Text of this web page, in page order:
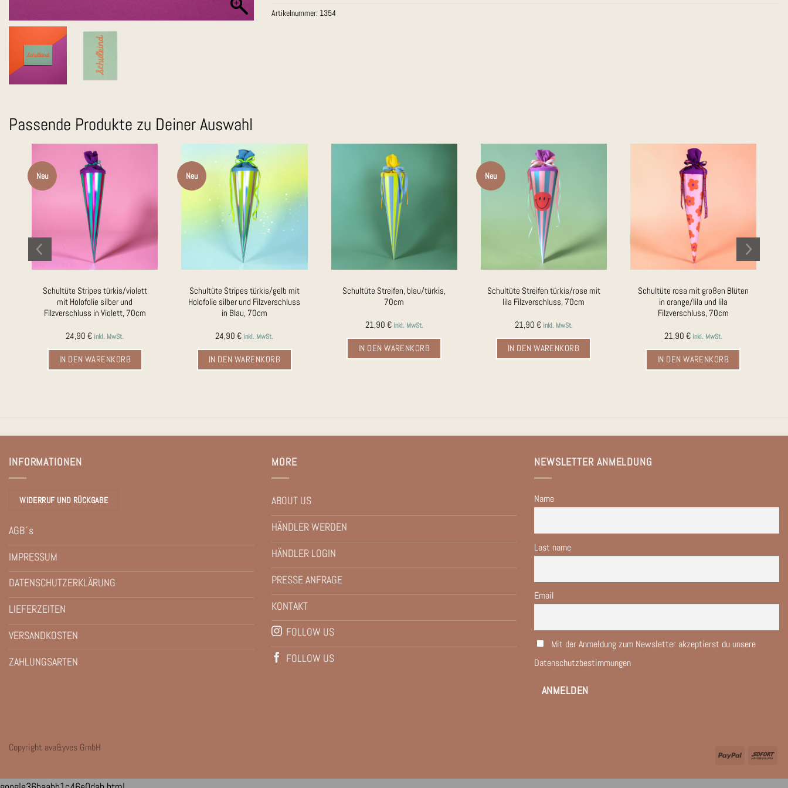
Artikelnummer: 1354
Passende Produkte zu Deiner Auswahl
Neu
Schultüte Stripes türkis/violett
mit Holofolie silber und
Filzverschluss in Violett, 70cm
24,90€ inkl. MwSt.
IN DEN WARENKORB
Neu
Schultüte Stripes türkis/gelb mit
Holofolie silber und Filzverschluss
in Blau, 70cm
24,90€ inkl. MwSt.
IN DEN WARENKORB
Schultüte Streifen, blau/türkis,
70cm
21,90 € inkl. MwSt.
IN DEN WARENKORB
Neu
Schultüte Streifen türkis/rose mit
lila Filzverschluss, 70cm
21,90 € inkl. MwSt.
IN DEN WARENKORB
Schultüte rosa mit großen Blüten
in orange/lila und lila
Filzverschluss, 70cm
21,90 € inkl. MwSt.
IN DEN WARENKORB
INFORMATIONEN
WIDERRUF UND RÜCKGABE
AGB´s
IMPRESSUM
DATENSCHUTZERKLÄRUNG
LIEFERZEITEN
VERSANDKOSTEN
ZAHLUNGSARTEN
MORE
ABOUT US
HÄNDLER WERDEN
HÄNDLER LOGIN
PRESSE ANFRAGE
KONTAKT
FOLLOW US
FOLLOW US
NEWSLETTER ANMELDUNG
Name
Last name
Email
Mit der Anmeldung zum Newsletter akzeptierst du unsere
Datenschutzbestimmungen
PayPal
Copyright ava&yves GmbH